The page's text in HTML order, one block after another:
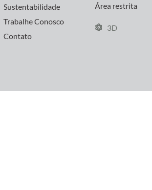
Sustentabilidade
Trabalhe Conosco
Contato
Área restrita
3D